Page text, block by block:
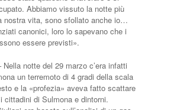
Abbiamo vissuto la notte più
nostra vita, sono sfollato anche io…
canonici, loro lo sapevano che i
essere previsti».
notte del 29 marzo c’era infatti
un terremoto di 4 gradi della scala
e la «profezia» aveva fatto scattare
cittadini di Sulmona e dintorni.